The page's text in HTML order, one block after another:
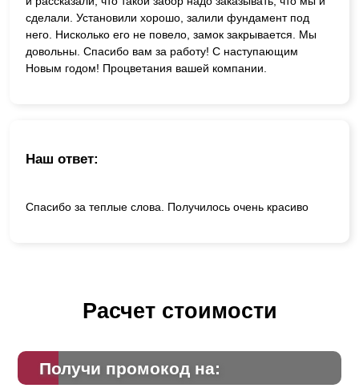
сделали. Установили хорошо, залили фундамент под
него. Нисколько его не повело, замок закрывается. Мы
довольны. Спасибо вам за работу! С наступающим
Новым годом! Процветания вашей компании.
Наш ответ:
Спасибо за теплые слова. Получилось очень красиво
Расчет стоимости
Получи промокод на: